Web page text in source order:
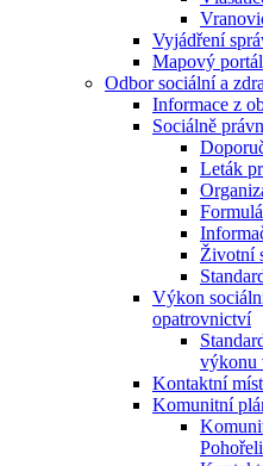
Vyjádření
Mapový portál
Odbor sociální a
Informace z
Sociálně
Leták
Životní
Výkon
opatrovnictví
výkonu
Kontaktní
Komunitní